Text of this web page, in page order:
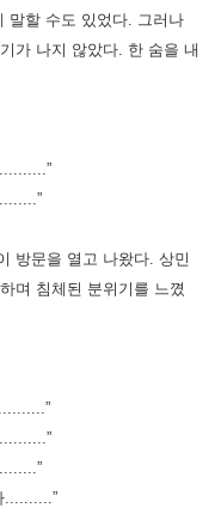
말할 수도 있었다.
그러나
가 나지 않았다. 한 숨을 내
방문을 열고 나왔다. 상민
며 침체된 분위기를 느꼈
..........”